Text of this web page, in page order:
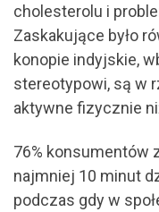
cholesterolu i
Zaskakujące było
konopie indyjskie,
stereotypowi, są w
aktywne fizycznie
76% konsumentów
najmniej 10 minut
podczas gdy w